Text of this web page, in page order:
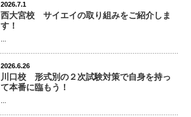
2026.7.1
西大宮校 サイエイの取り組みをご紹介しま
す！
2026.6.26
川口校 形式別の２次試験対策で自身を持っ
て本番に臨もう！